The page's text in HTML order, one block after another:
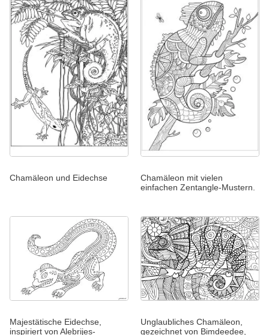
Chamäleon und Eidechse
Chamäleon mit vielen
einfachen Zentangle-Mustern.
Majestätische Eidechse,
inspiriert von Alebrijes-
Unglaubliches Chamäleon,
gezeichnet von Bimdeedee,